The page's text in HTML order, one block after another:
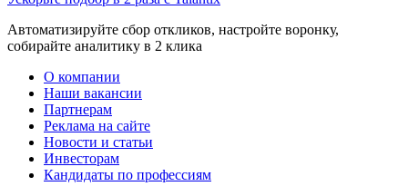
Автоматизируйте сбор откликов, настройте воронку,
собирайте аналитику в 2 клика
О компании
Наши вакансии
Партнерам
Реклама на сайте
Новости и статьи
Инвесторам
Кандидаты по профессиям